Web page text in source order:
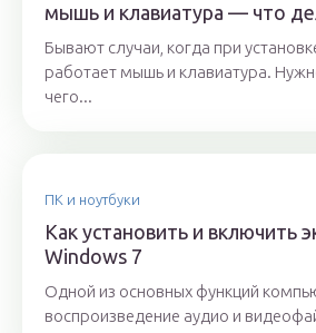
мышь и клавиатура — что
Бывают случаи, когда при
работает мышь и клавиатура.
чего...
ПК и ноутбуки
Как установить и включить
Windows 7
Одной из основных функций
воспроизведение аудио и